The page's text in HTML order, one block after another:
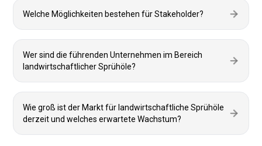
Welche Möglichkeiten bestehen für Stakeholder?
Wer sind die führenden Unternehmen im Bereich
landwirtschaftlicher Sprühöle?
Wie groß ist der Markt für landwirtschaftliche Sprühöle
derzeit und welches erwartete Wachstum?